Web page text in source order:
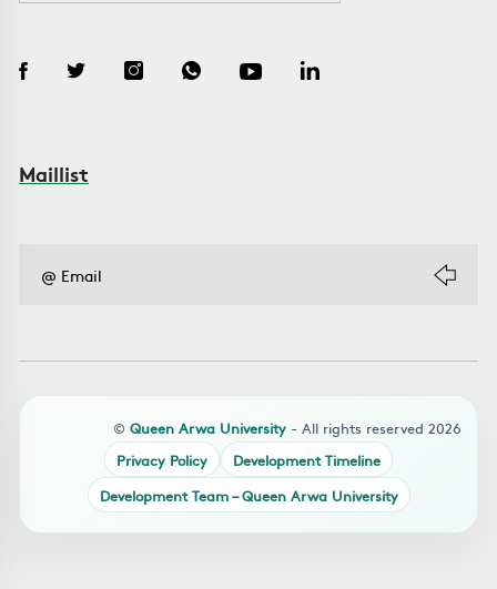
Maillist
© Queen Arwa University - All rights reserved 2026
Privacy Policy
Development Timeline
Development Team – Queen Arwa University